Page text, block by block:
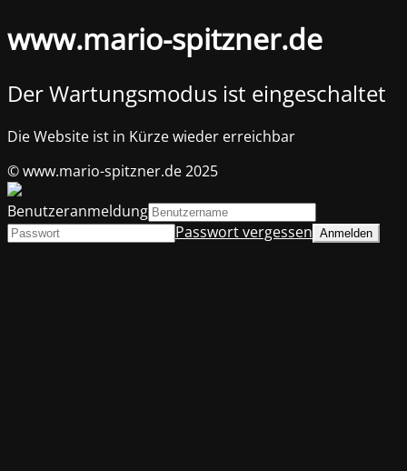
www.mario-spitzner.de
Der Wartungsmodus ist eingeschaltet
Die Website ist in Kürze wieder erreichbar
© www.mario-spitzner.de 2025
Benutzeranmeldung
Passwort vergessen